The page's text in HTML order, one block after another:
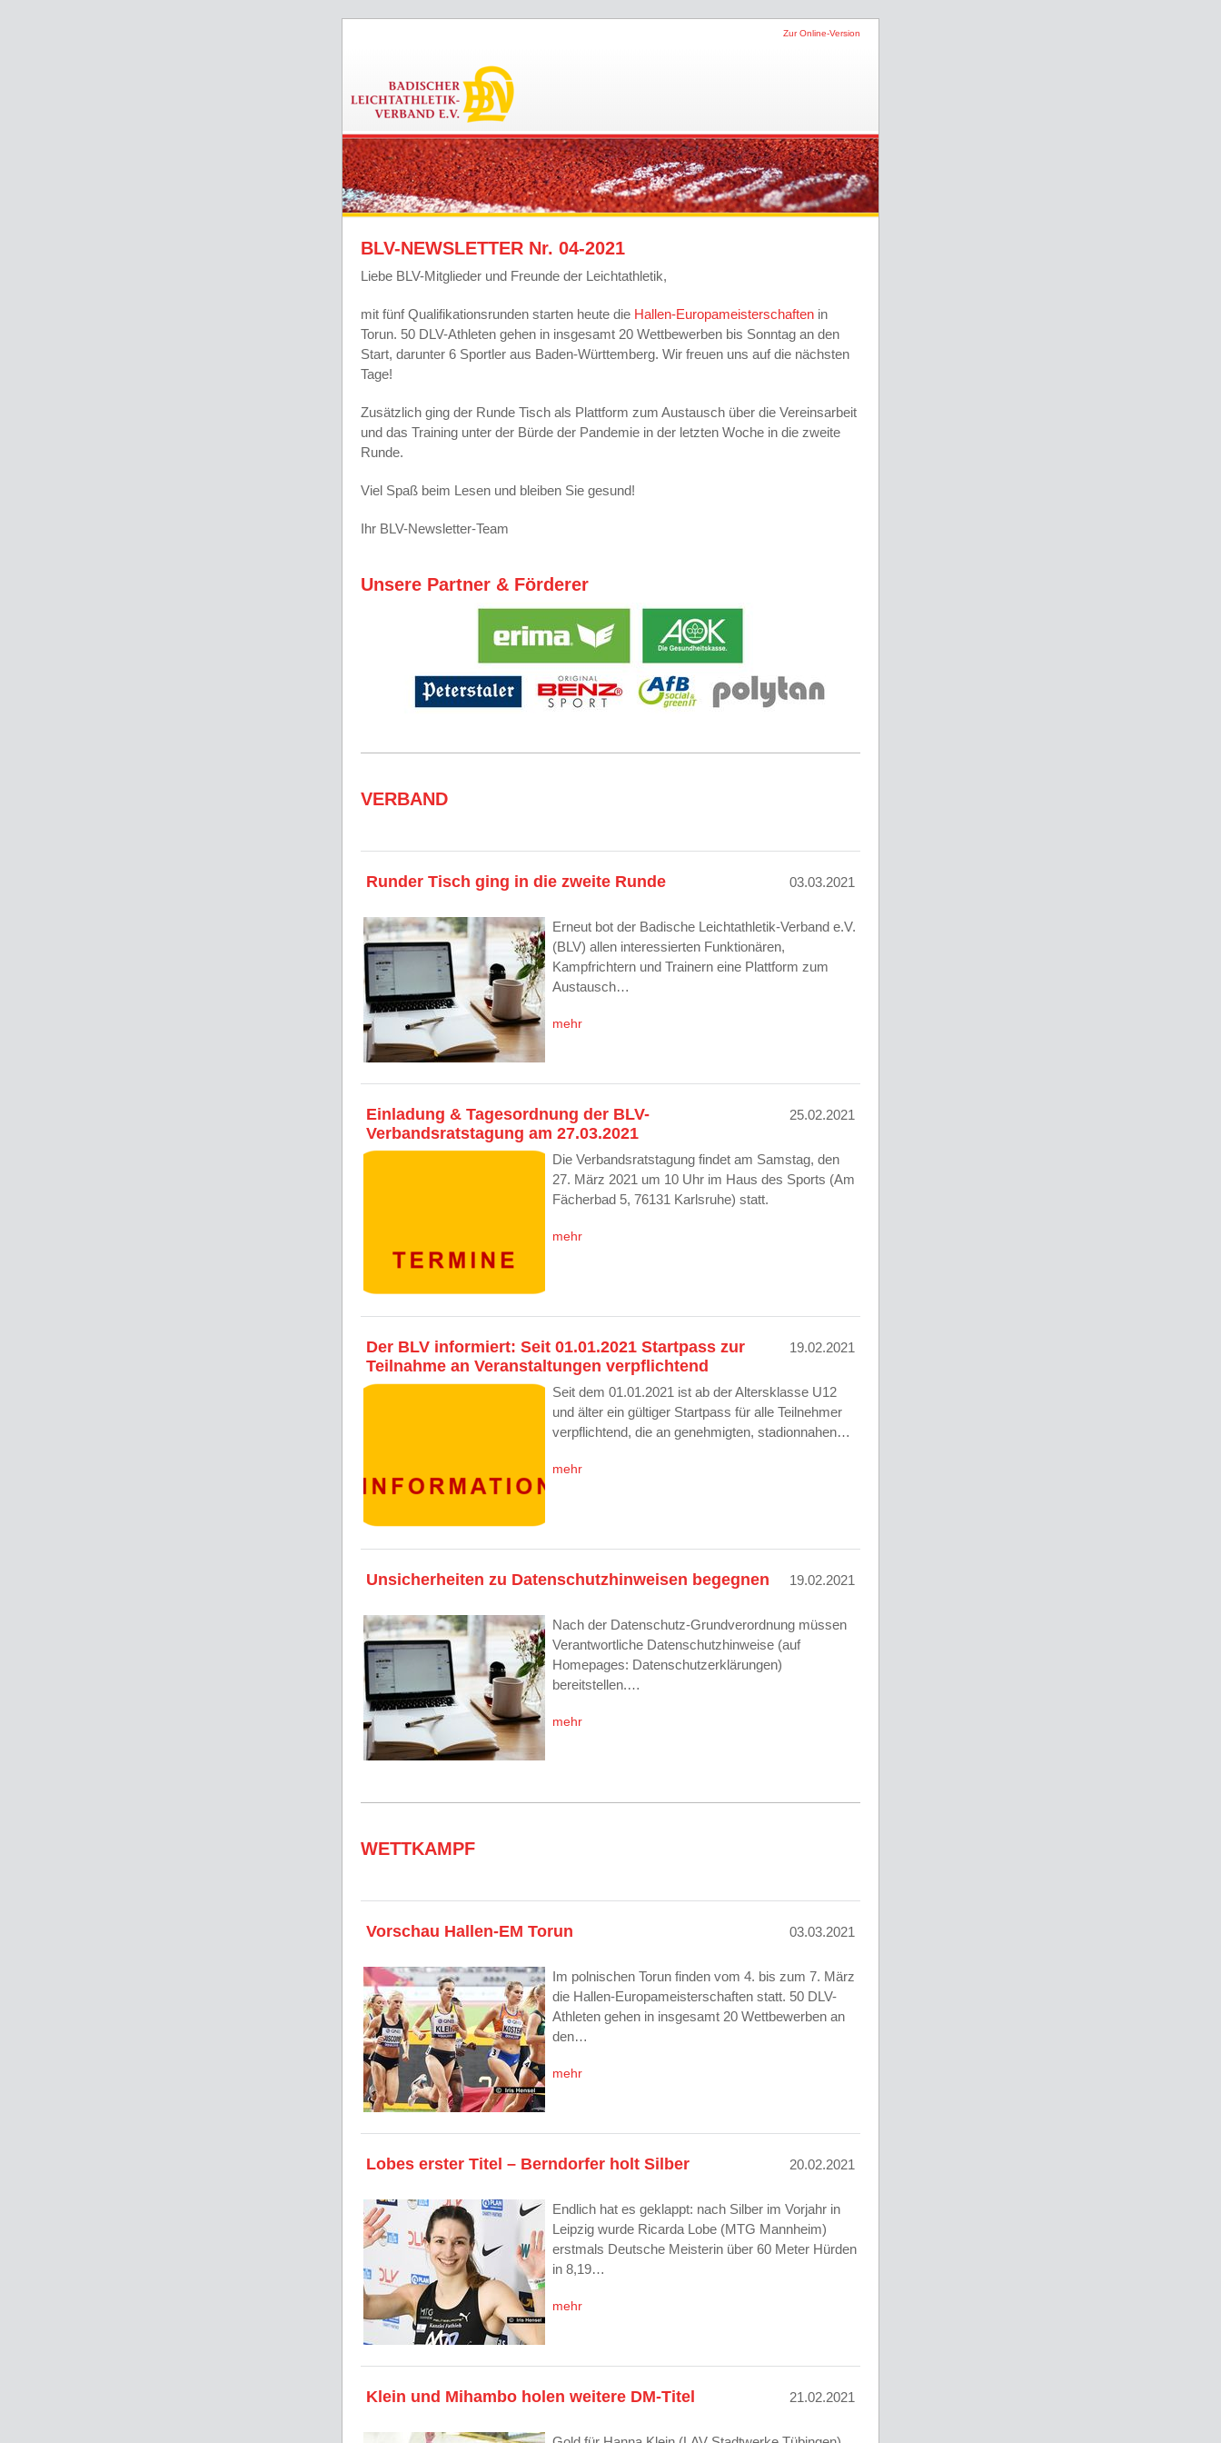
Zur Online-Version
BLV-NEWSLETTER Nr. 04-2021
Liebe BLV-Mitglieder und Freunde der Leichtathletik,
mit fünf Qualifikationsrunden starten heute die Hallen-Europameisterschaften in
Torun. 50 DLV-Athleten gehen in insgesamt 20 Wettbewerben bis Sonntag an den
Start, darunter 6 Sportler aus Baden-Württemberg. Wir freuen uns auf die nächsten
Tage!
Zusätzlich ging der Runde Tisch als Plattform zum Austausch über die Vereinsarbeit
und das Training unter der Bürde der Pandemie in der letzten Woche in die zweite
Runde.
Viel Spaß beim Lesen und bleiben Sie gesund!
Ihr BLV-Newsletter-Team
Unsere Partner & Förderer
VERBAND
Runder Tisch ging in die zweite Runde 03.03.2021
Erneut bot der Badische Leichtathletik-Verband e.V.
(BLV) allen interessierten Funktionären,
Kampfrichtern und Trainern eine Plattform zum
Austausch…
mehr
Einladung & Tagesordnung der BLV-
Verbandsratstagung am 27.03.2021
25.02.2021
Die Verbandsratstagung findet am Samstag, den
27. März 2021 um 10 Uhr im Haus des Sports (Am
Fächerbad 5, 76131 Karlsruhe) statt.
mehr
Der BLV informiert: Seit 01.01.2021 Startpass zur
Teilnahme an Veranstaltungen verpflichtend
19.02.2021
Seit dem 01.01.2021 ist ab der Altersklasse U12
und älter ein gültiger Startpass für alle Teilnehmer
verpflichtend, die an genehmigten, stadionnahen…
mehr
Unsicherheiten zu Datenschutzhinweisen begegnen 19.02.2021
Nach der Datenschutz-Grundverordnung müssen
Verantwortliche Datenschutzhinweise (auf
Homepages: Datenschutzerklärungen)
bereitstellen.…
mehr
WETTKAMPF
Vorschau Hallen-EM Torun 03.03.2021
Im polnischen Torun finden vom 4. bis zum 7. März
die Hallen-Europameisterschaften statt. 50 DLV-
Athleten gehen in insgesamt 20 Wettbewerben an
den…
mehr
Lobes erster Titel – Berndorfer holt Silber 20.02.2021
Endlich hat es geklappt: nach Silber im Vorjahr in
Leipzig wurde Ricarda Lobe (MTG Mannheim)
erstmals Deutsche Meisterin über 60 Meter Hürden
in 8,19…
mehr
Klein und Mihambo holen weitere DM-Titel 21.02.2021